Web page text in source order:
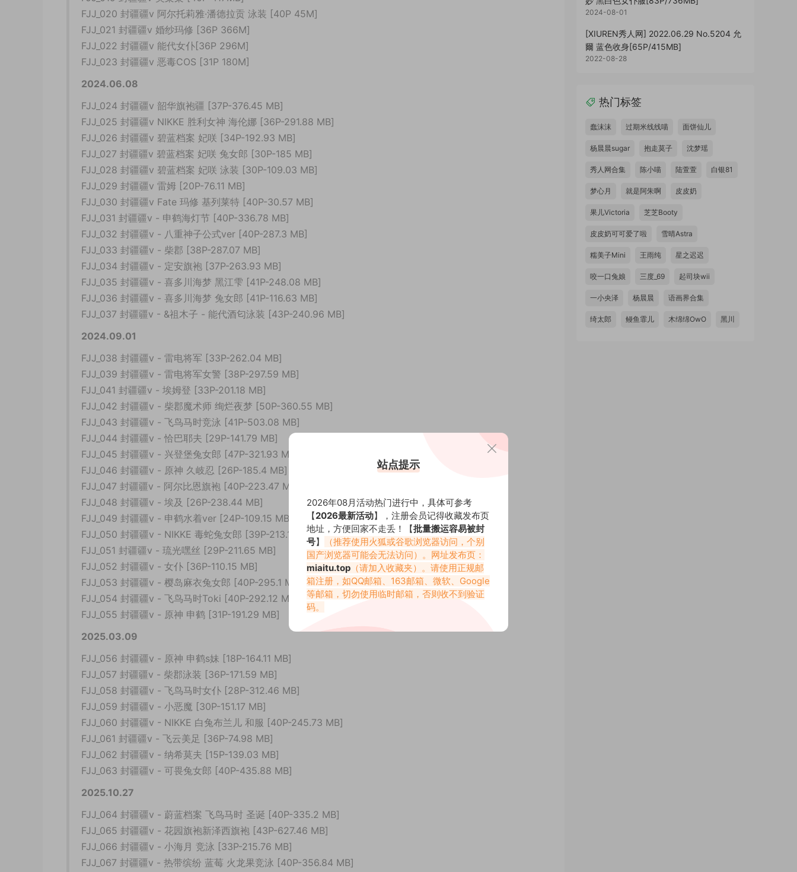
FJJ_020 封疆疆v 阿尔托莉雅·潘德拉贡 泳装 [40P 45M]
FJJ_021 封疆疆v 婚纱玛修 [36P 366M]
FJJ_022 封疆疆v 能代女仆[36P 296M]
FJJ_023 封疆疆v 恶毒COS [31P 180M]
2024.06.08
FJJ_024 封疆疆v 韶华旗袍疆 [37P-376.45 MB]
FJJ_025 封疆疆v NIKKE 胜利女神 海伦娜 [36P-291.88 MB]
FJJ_026 封疆疆v 碧蓝档案 妃咲 [34P-192.93 MB]
FJJ_027 封疆疆v 碧蓝档案 妃咲 兔女郎 [30P-185 MB]
FJJ_028 封疆疆v 碧蓝档案 妃咲 泳装 [30P-109.03 MB]
FJJ_029 封疆疆v 雷姆 [20P-76.11 MB]
FJJ_030 封疆疆v Fate 玛修 基列莱特 [40P-30.57 MB]
FJJ_031 封疆疆v - 申鹤海灯节 [40P-336.78 MB]
FJJ_032 封疆疆v - 八重神子公式ver [40P-287.3 MB]
FJJ_033 封疆疆v - 柴郡 [38P-287.07 MB]
FJJ_034 封疆疆v - 定安旗袍 [37P-263.93 MB]
FJJ_035 封疆疆v - 喜多川海梦 黑江雫 [41P-248.08 MB]
FJJ_036 封疆疆v - 喜多川海梦 兔女郎 [41P-116.63 MB]
FJJ_037 封疆疆v - &祖木子 - 能代酒匂泳装 [43P-240.96 MB]
2024.09.01
FJJ_038 封疆疆v - 雷电将军 [33P-262.04 MB]
FJJ_039 封疆疆v - 雷电将军女警 [38P-297.59 MB]
FJJ_041 封疆疆v - 埃姆登 [33P-201.18 MB]
FJJ_042 封疆疆v - 柴郡魔术师 绚烂夜梦 [50P-360.55 MB]
FJJ_043 封疆疆v - 飞鸟马时竞泳 [41P-503.08 MB]
FJJ_044 封疆疆v - 恰巴耶夫 [29P-141.79 MB]
FJJ_045 封疆疆v - 兴登堡兔女郎 [47P-321.93 MB]
FJJ_046 封疆疆v - 原神 久岐忍 [26P-185.4 MB]
FJJ_047 封疆疆v - 阿尔比恩旗袍 [40P-223.47 MB]
FJJ_048 封疆疆v - 埃及 [26P-238.44 MB]
FJJ_049 封疆疆v - 申鹤水着ver [24P-109.15 MB]
FJJ_050 封疆疆v - NIKKE 毒蛇兔女郎 [39P-213.15 MB]
FJJ_051 封疆疆v - 琉光嘿丝 [29P-211.65 MB]
FJJ_052 封疆疆v - 女仆 [36P-110.15 MB]
FJJ_053 封疆疆v - 樱岛麻衣兔女郎 [40P-295.1 MB]
FJJ_054 封疆疆v - 飞鸟马时Toki [40P-292.12 MB]
FJJ_055 封疆疆v - 原神 申鹤 [31P-191.29 MB]
2025.03.09
FJJ_056 封疆疆v - 原神 申鹤s妹 [18P-164.11 MB]
FJJ_057 封疆疆v - 柴郡泳装 [36P-171.59 MB]
FJJ_058 封疆疆v - 飞鸟马时女仆 [28P-312.46 MB]
FJJ_059 封疆疆v - 小恶魔 [30P-151.17 MB]
FJJ_060 封疆疆v - NIKKE 白兔布兰儿 和服 [40P-245.73 MB]
FJJ_061 封疆疆v - 飞云美足 [36P-74.98 MB]
FJJ_062 封疆疆v - 纳希莫夫 [15P-139.03 MB]
FJJ_063 封疆疆v - 可畏兔女郎 [40P-435.88 MB]
2025.10.27
FJJ_064 封疆疆v - 蔚蓝档案 飞鸟马时 圣诞 [40P-335.2 MB]
FJJ_065 封疆疆v - 花园旗袍新泽西旗袍 [43P-627.46 MB]
FJJ_066 封疆疆v - 小海月 竞泳 [33P-215.76 MB]
FJJ_067 封疆疆v - 热带缤纷 蓝莓 火龙果竞泳 [40P-356.84 MB]
2024-08-01
[XIUREN秀人网] 2022.06.29 No.5204 允
爾 蓝色收身[65P/415MB]
2022-08-28
热门标签
蠢沫沫 过期米线线喵 面饼仙儿
杨晨晨sugar 抱走莫子 沈梦瑶
秀人网合集 陈小喵 陆萱萱 白银81
梦心月 就是阿朱啊 皮皮奶
果儿Victoria 芝芝Booty
皮皮奶可可爱了啦 雪晴Astra
糯美子Mini 王雨纯 星之迟迟
咬一口兔娘 三度_69 起司块wii
一小央泽 杨晨晨 语画界合集
绮太郎 鳗鱼霏儿 木绵绵OwO 黑川
站点提示
2026年08月活动热门进行中，具体可参考
【2026最新活动】，注册会员记得收藏发布页
地址，方便回家不走丢！【批量搬运容易被封
号】
（推荐使用火狐或谷歌浏览器访问，个别
国产浏览器可能会无法访问）。网址发布页：
miaitu.top （请加入收藏夹）。请使用正规邮
箱注册，如QQ邮箱、163邮箱、微软、Google
等邮箱，切勿使用临时邮箱，否则收不到验证
码。